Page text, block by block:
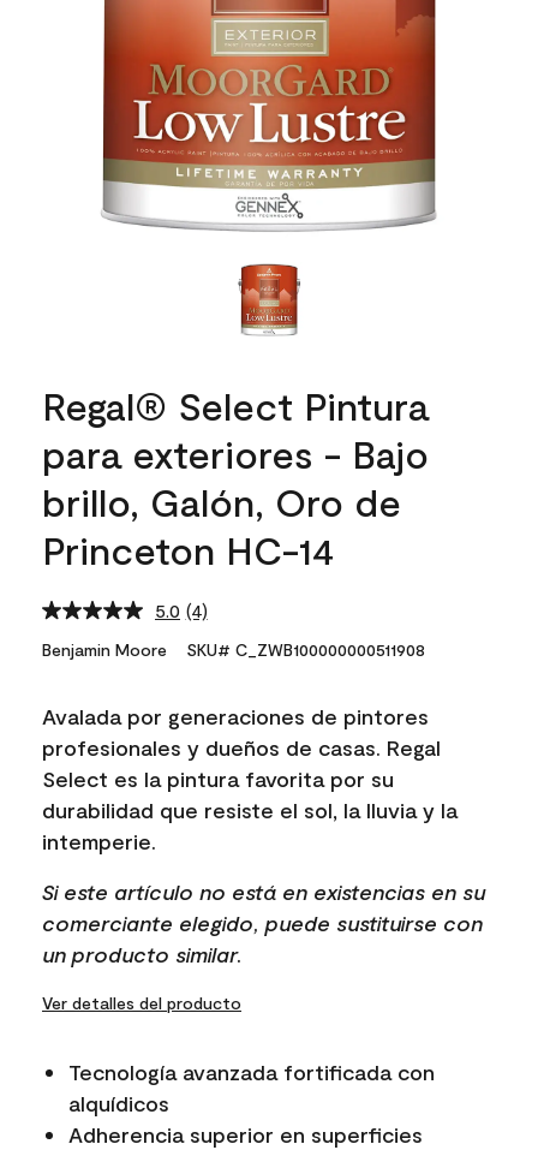
Regal® Select Pintura
para exteriores - Bajo
brillo, Galón, Oro de
Princeton HC-14
5.0 Read
Reviews.
link.
(4)
Benjamin Moore SKU# C_ZWB100000000511908
Avalada por generaciones de pintores
profesionales y dueños de casas. Regal
Select es la pintura favorita por su
durabilidad que resiste el sol, la lluvia y la
intemperie.
Si este artículo no está en existencias en su
comerciante elegido, puede sustituirse con
un producto similar.
Ver detalles del producto
Tecnología avanzada fortificada con
alquídicos
Adherencia superior en superficies